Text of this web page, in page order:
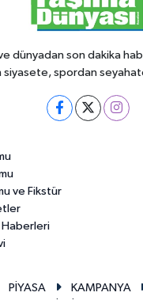
dünyadan son dakika
siyasete, spordan
ve Fikstür
Haberleri
PİYASA KAMPANYA